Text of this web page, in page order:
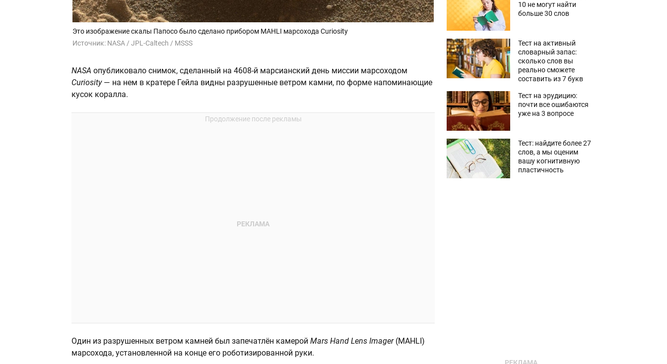
Это изображение скалы Папосо было сделано прибором MAHLI марсохода Curiosity
Источник: NASA / JPL-Caltech / MSSS
NASA опубликовало снимок, сделанный на 4608-й марсианский день миссии марсоходом
Curiosity— на нем в кратере Гейла видны разрушенные ветром камни, по форме напоминающие
кусок коралла.
Один из разрушенных ветром камней был запечатлён камерой Mars Hand Lens Imager (MAHLI)
марсохода, установленной на конце его роботизированной руки.
10 не могут найти
больше 30 слов
Тест на активный
словарный запас:
сколько слов вы
реально сможете
составить из 7 букв
Тест на эрудицию:
почти все ошибаются
уже на 3 вопросе
Тест: найдите более 27
слов, а мы оценим
вашу когнитивную
пластичность